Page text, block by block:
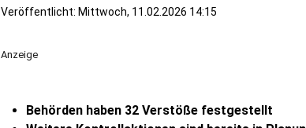
Veröffentlicht: Mittwoch, 11.02.2026 14:15
Anzeige
Behörden haben 32 Verstöße festgestellt